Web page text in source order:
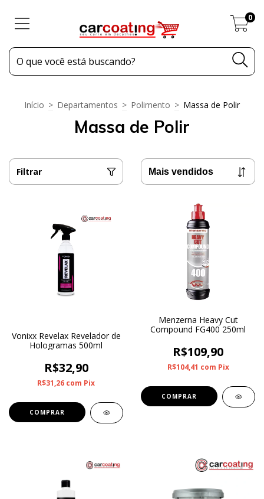
0
Início > Departamentos > Polimento > Massa de Polir
Massa de Polir
Filtrar
Vonixx Revelax Revelador de
Hologramas 500ml
R$32,90
R$31,26 com Pix
Menzerna Heavy Cut
Compound FG400 250ml
R$109,90
R$104,41 com Pix